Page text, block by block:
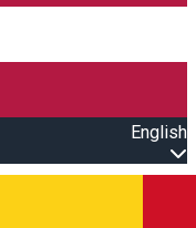
English